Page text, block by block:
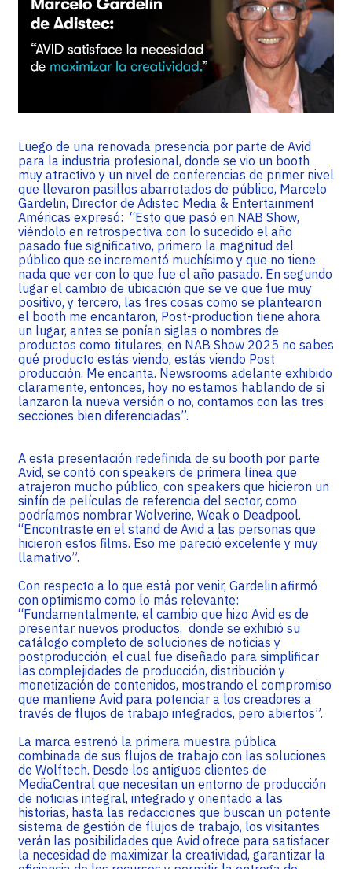
Luego de una renovada presencia por parte de Avid
para la industria profesional, donde se vio un booth
muy atractivo y un nivel de conferencias de primer nivel
que llevaron pasillos abarrotados de público, Marcelo
Gardelin, Director de Adistec Media & Entertainment
Américas expresó: “Esto que pasó en NAB Show,
viéndolo en retrospectiva con lo sucedido el año
pasado fue significativo, primero la magnitud del
público que se incrementó muchísimo y que no tiene
nada que ver con lo que fue el año pasado. En segundo
lugar el cambio de ubicación que se ve que fue muy
positivo, y tercero, las tres cosas como se plantearon
el booth me encantaron, Post-production tiene ahora
un lugar, antes se ponían siglas o nombres de
productos como titulares, en NAB Show 2025 no sabes
qué producto estás viendo, estás viendo Post
producción. Me encanta. Newsrooms adelante exhibido
claramente, entonces, hoy no estamos hablando de si
lanzaron la nueva versión o no, contamos con las tres
secciones bien diferenciadas”.
A esta presentación redefinida de su booth por parte
Avid, se contó con speakers de primera línea que
atrajeron mucho público, con speakers que hicieron un
sinfín de películas de referencia del sector, como
podríamos nombrar Wolverine, Weak o Deadpool.
“Encontraste en el stand de Avid a las personas que
hicieron estos films. Eso me pareció excelente y muy
llamativo”.
Con respecto a lo que está por venir, Gardelin afirmó
con optimismo como lo más relevante:
“Fundamentalmente, el cambio que hizo Avid es de
presentar nuevos productos, donde se exhibió su
catálogo completo de soluciones de noticias y
postproducción, el cual fue diseñado para simplificar
las complejidades de producción, distribución y
monetización de contenidos, mostrando el compromiso
que mantiene Avid para potenciar a los creadores a
través de flujos de trabajo integrados, pero abiertos”.
La marca estrenó la primera muestra pública
combinada de sus flujos de trabajo con las soluciones
de Wolftech. Desde los antiguos clientes de
MediaCentral que necesitan un entorno de producción
de noticias integral, integrado y orientado a las
historias, hasta las redacciones que buscan un potente
sistema de gestión de flujos de trabajo, los visitantes
verán las posibilidades que Avid ofrece para satisfacer
la necesidad de maximizar la creatividad, garantizar la